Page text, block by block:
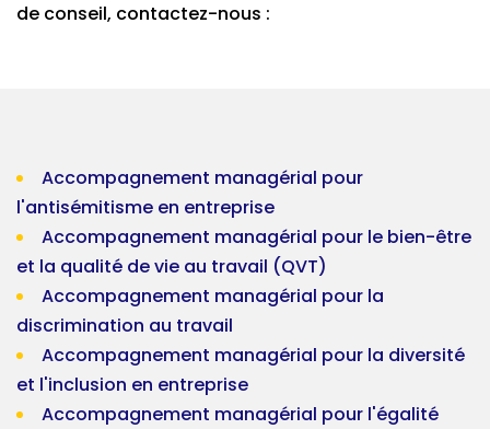
de conseil, contactez-nous :
Accompagnement managérial pour
l'antisémitisme en entreprise
Accompagnement managérial pour le bien-être
et la qualité de vie au travail (QVT)
Accompagnement managérial pour la
discrimination au travail
Accompagnement managérial pour la diversité
et l'inclusion en entreprise
Accompagnement managérial pour l'égalité